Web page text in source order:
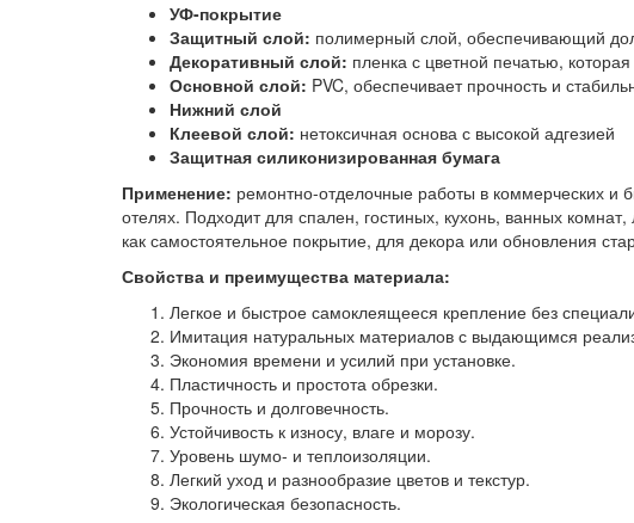
УФ-покрытие
Защитный слой: полимерный слой, обеспечивающий
Декоративный слой: пленка с цветной печатью,
Основной слой: PVC, обеспечивает прочность и
Нижний слой
Клеевой слой: нетоксичная основа с высокой адгезией
Защитная силиконизированная бумага
Применение: ремонтно-отделочные работы в коммерческих и
отелях. Подходит для спален, гостиных, кухонь, ванных
как самостоятельное покрытие, для декора или обновления
Свойства и преимущества материала:
Легкое и быстрое самоклеящееся крепление без
Имитация натуральных материалов с выдающимся
Экономия времени и усилий при установке.
Пластичность и простота обрезки.
Прочность и долговечность.
Устойчивость к износу, влаге и морозу.
Уровень шумо- и теплоизоляции.
Легкий уход и разнообразие цветов и текстур.
Экологическая безопасность.